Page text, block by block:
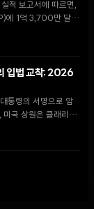
적 보고서에 따르면,
에 1억 3,700만 달러
수요를 입증했다.
입법 교착: 2026
통령의 서명으로 암
미국 상원은 클래리티
을 겪고 있다.